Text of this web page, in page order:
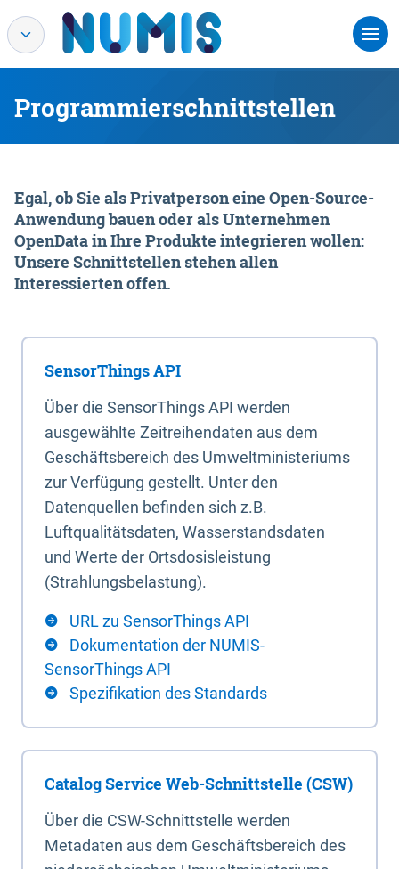
Programmierschnittstellen
Egal, ob Sie als Privatperson eine Open-Source-
Anwendung bauen oder als Unternehmen
OpenData in Ihre Produkte integrieren wollen:
Unsere Schnittstellen stehen allen
Interessierten offen.
SensorThings API
Über die SensorThings API werden
ausgewählte Zeitreihendaten aus dem
Geschäftsbereich des Umweltministeriums
zur Verfügung gestellt. Unter den
Datenquellen befinden sich z.B.
Luftqualitätsdaten, Wasserstandsdaten
und Werte der Ortsdosisleistung
(Strahlungsbelastung).
URL zu SensorThings API
Dokumentation der NUMIS-
SensorThings API
Spezifikation des Standards
Catalog Service Web-Schnittstelle (CSW)
Über die CSW-Schnittstelle werden
Metadaten aus dem Geschäftsbereich des